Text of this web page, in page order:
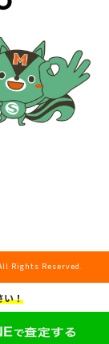
い！
All Rights Reserved.